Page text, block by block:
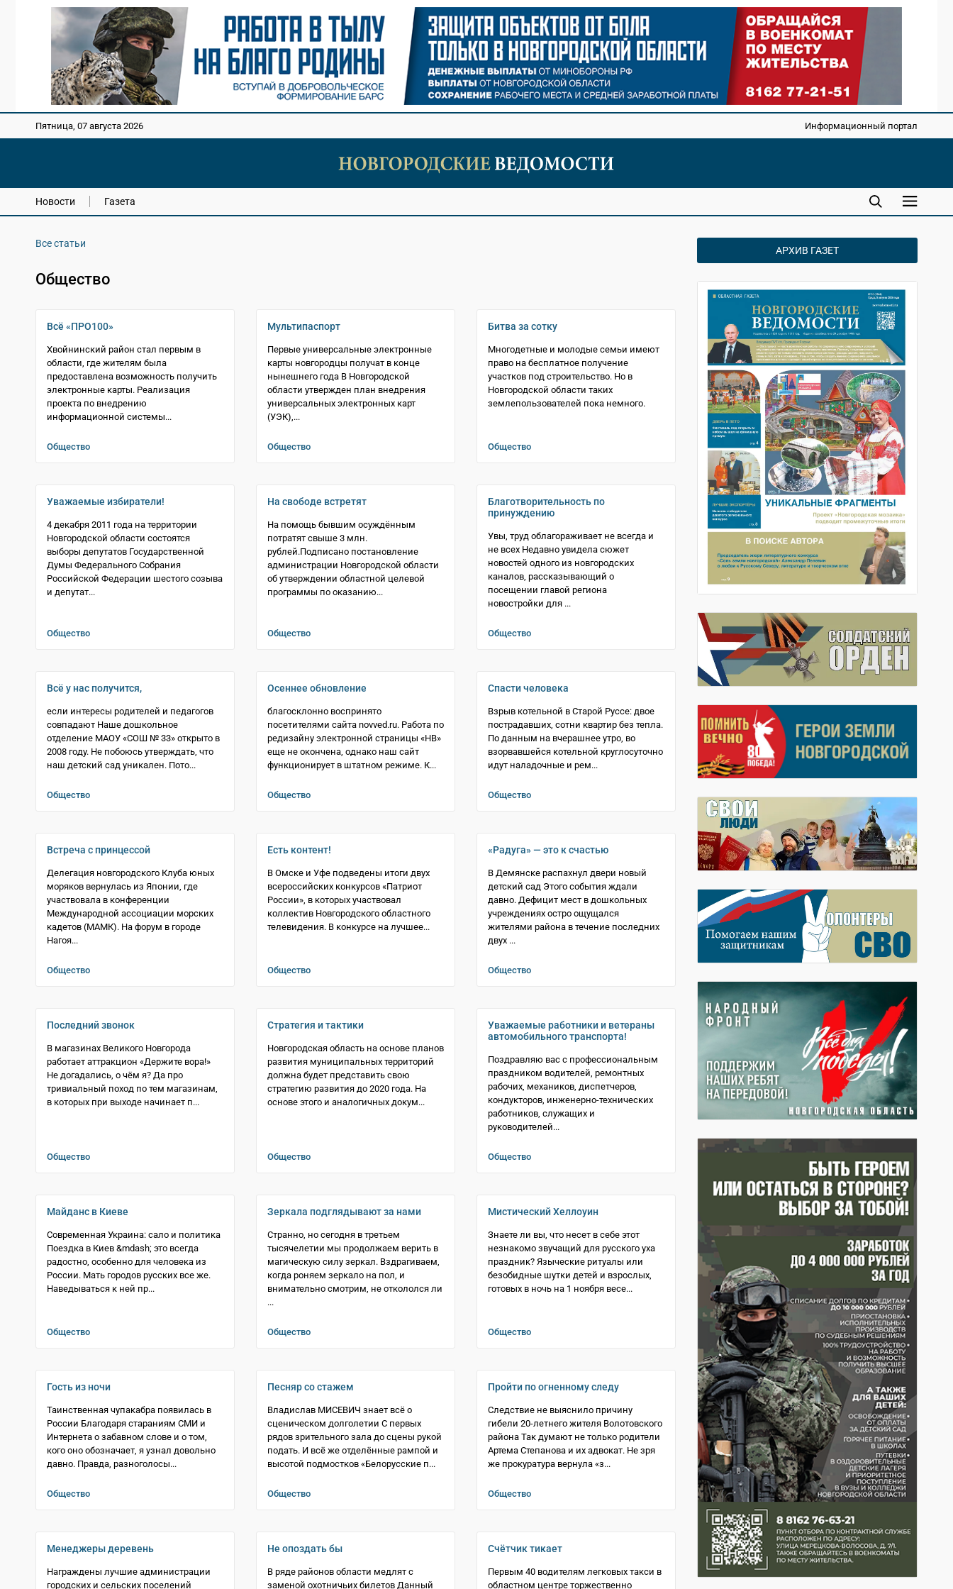
Пятница, 07 августа 2026 Информационный портал
Новости Газета
Все статьи
Общество
Всё «ПРО100»
Хвойнинский район стал первым в
области, где жителям была
предоставлена возможность получить
электронные карты. Реализация
проекта по внедрению
информационной системы...
Общество
Мультипаспорт
Первые универсальные электронные
карты новгородцы получат в конце
нынешнего года В Новгородской
области утвержден план внедрения
универсальных электронных карт
(УЭК),...
Общество
Битва за сотку
Многодетные и молодые семьи имеют
право на бесплатное получение
участков под строительство. Но в
Новгородской области таких
землепользователей пока немного.
Общество
Уважаемые избиратели!
4 декабря 2011 года на территории
Новгородской области состоятся
выборы депутатов Государственной
Думы Федерального Собрания
Российской Федерации шестого созыва
и депутат...
Общество
На свободе встретят
На помощь бывшим осуждённым
потратят свыше 3 млн.
рублей.Подписано постановление
администрации Новгородской области
об утверждении областной целевой
программы по оказанию...
Общество
Благотворительность по
принуждению
Увы, труд облагораживает не всегда и
не всех Недавно увидела сюжет
новостей одного из новгородских
каналов, рассказывающий о
посещении главой региона
новостройки для ...
Общество
Всё у нас получится,
если интересы родителей и педагогов
совпадают Наше дошкольное
отделение МАОУ «СОШ № 33» открыто в
2008 году. Не побоюсь утверждать, что
наш детский сад уникален. Пото...
Общество
Осеннее обновление
благосклонно воспринято
посетителями сайта novved.ru. Работа по
редизайну электронной страницы «НВ»
еще не окончена, однако наш сайт
функционирует в штатном режиме. К...
Общество
Спасти человека
Взрыв котельной в Старой Руссе: двое
пострадавших, сотни квартир без тепла.
По данным на вчерашнее утро, во
взорвавшейся котельной круглосуточно
идут наладочные и рем...
Общество
Встреча с принцессой
Делегация новгородского Клуба юных
моряков вернулась из Японии, где
участвовала в конференции
Международной ассоциации морских
кадетов (МАМК). На форум в городе
Нагоя...
Общество
Есть контент!
В Омске и Уфе подведены итоги двух
всероссийских конкурсов «Патриот
России», в которых участвовал
коллектив Новгородского областного
телевидения. В конкурсе на лучшее...
Общество
«Радуга» — это к счастью
В Демянске распахнул двери новый
детский сад Этого события ждали
давно. Дефицит мест в дошкольных
учреждениях остро ощущался
жителями района в течение последних
двух ...
Общество
Последний звонок
В магазинах Великого Новгорода
работает аттракцион «Держите вора!»
Не догадались, о чём я? Да про
тривиальный поход по тем магазинам,
в которых при выходе начинает п...
Общество
Стратегия и тактики
Новгородская область на основе планов
развития муниципальных территорий
должна будет представить свою
стратегию развития до 2020 года. На
основе этого и аналогичных докум...
Общество
Уважаемые работники и ветераны
автомобильного транспорта!
Поздравляю вас с профессиональным
праздником водителей, ремонтных
рабочих, механиков, диспетчеров,
кондукторов, инженерно-технических
работников, служащих и
руководителей...
Общество
Майданс в Киеве
Современная Украина: сало и политика
Поездка в Киев &mdash; это всегда
радостно, особенно для человека из
России. Мать городов русских все же.
Наведываться к ней пр...
Общество
Зеркала подглядывают за нами
Странно, но сегодня в третьем
тысячелетии мы продолжаем верить в
магическую силу зеркал. Вздрагиваем,
когда роняем зеркало на пол, и
внимательно смотрим, не откололся ли
...
Общество
Мистический Хеллоуин
Знаете ли вы, что несет в себе этот
незнакомо звучащий для русского уха
праздник? Языческие ритуалы или
безобидные шутки детей и взрослых,
готовых в ночь на 1 ноября весе...
Общество
Гость из ночи
Таинственная чупакабра появилась в
России Благодаря стараниям СМИ и
Интернета о забавном слове и о том,
кого оно обозначает, я узнал довольно
давно. Правда, разноголосы...
Общество
Песняр со стажем
Владислав МИСЕВИЧ знает всё о
сценическом долголетии С первых
рядов зрительного зала до сцены рукой
подать. И всё же отделённые рампой и
высотой подмостков «Белорусские п...
Общество
Пройти по огненному следу
Следствие не выяснило причину
гибели 20-летнего жителя Волотовского
района Так думают не только родители
Артема Степанова и их адвокат. Не зря
же прокуратура вернула «з...
Общество
Менеджеры деревень
Награждены лучшие администрации
городских и сельских поселений
Не опоздать бы
В ряде районов области медлят с
заменой охотничьих билетов Данный
Счётчик тикает
Первым 40 водителям легковых такси в
областном центре торжественно
АРХИВ ГАЗЕТ